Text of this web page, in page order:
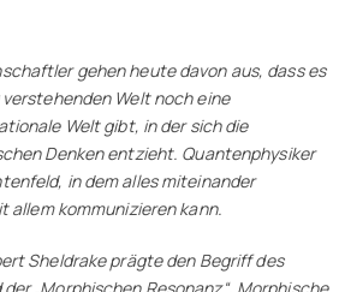
gehen heute davon aus, dass es
Welt noch eine
Welt gibt, in der sich die
Denken entzieht. Quantenphysiker
in dem alles miteinander
allem kommunizieren kann.
Sheldrake prägte den Begriff des